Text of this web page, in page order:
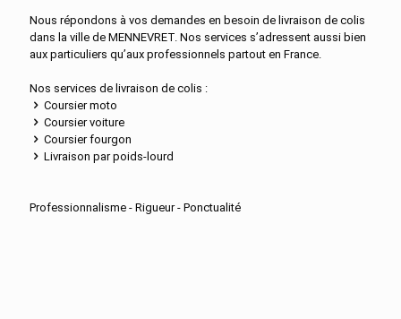
Nous répondons à vos demandes en besoin de livraison de colis
dans la ville de MENNEVRET. Nos services s’adressent aussi bien
aux particuliers qu’aux professionnels partout en France.
Nos services de livraison de colis :
Coursier moto
Coursier voiture
Coursier fourgon
Livraison par poids-lourd
Professionnalisme - Rigueur - Ponctualité